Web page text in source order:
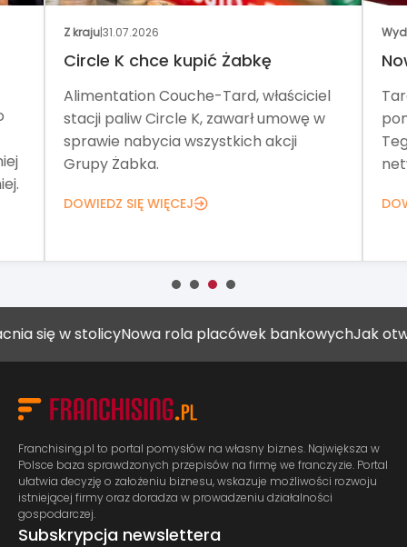
Z kraju|31.07.2026
Circle K chce kupić Żabkę
Alimentation Couche-Tard, właściciel
stacji paliw Circle K, zawarł umowę w
sprawie nabycia wszystkich akcji
Grupy Żabka.
DOWIEDZ SIĘ WIĘCEJ
w stolicyNowa rola placówek bankowychJak otworzyć
Franchising.pl to portal pomysłów na własny biznes. Największa w
Polsce baza sprawdzonych przepisów na firmę we franczyzie. Portal
ułatwia decyzję o założeniu biznesu, wskazuje możliwości rozwoju
istniejącej firmy oraz doradza w prowadzeniu działalności
gospodarczej.
Subskrypcja newslettera